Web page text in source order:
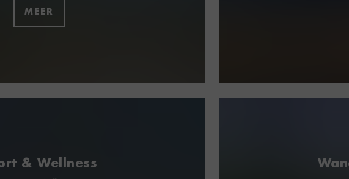
MEER
& Wellness